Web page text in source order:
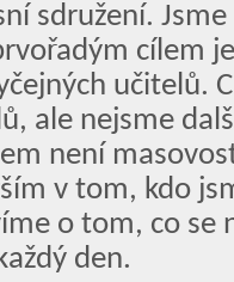
sdružení.
cílem
učitelů.
ale nejsme
není
v tom, kdo
o tom, co se
den.